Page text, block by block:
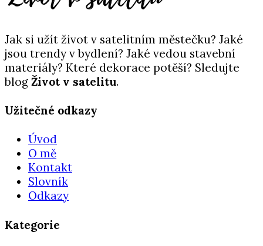
Jak si užít život v satelitním městečku? Jaké
jsou trendy v bydlení? Jaké vedou stavební
materiály? Které dekorace potěší? Sledujte
blog Život v satelitu.
Užitečné odkazy
Úvod
O mě
Kontakt
Slovník
Odkazy
Kategorie